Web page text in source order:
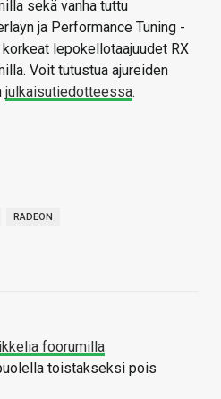
sekä vanha tuttu
ja Performance Tuning -
lepokellotaajuudet RX
Voit tutustua ajureiden
julkaisutiedotteessa.
RADEON
foorumilla
toistakseksi pois